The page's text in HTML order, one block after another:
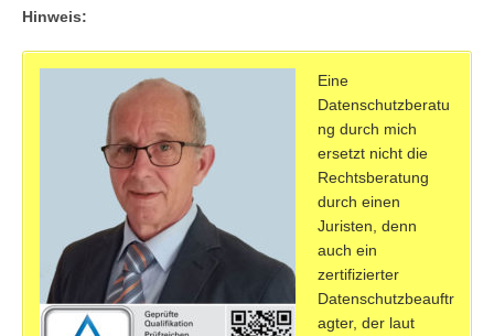
Hinweis:
Eine
Datenschutzberatu
ng durch mich
ersetzt nicht die
Rechtsberatung
durch einen
Juristen, denn
auch ein
zertifizierter
Datenschutzbeauftr
agter, der laut